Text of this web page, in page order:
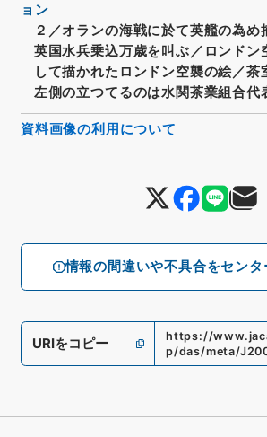
情報の間違いや不具合をセンタ
ョン
２／オランの海戦に於て英艦の為め
英国水兵乗込万歳を叫ぶ／ロンドン
して描かれたロンドン空襲の絵／茶
左側の立つてるのは水関茶業組合代
URIをコピー
https://
p/das/meta/
資料画像の利用について